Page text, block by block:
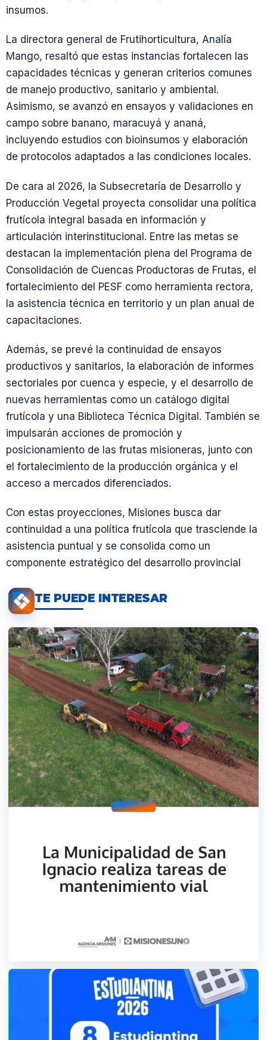
insumos.
La directora general de Frutihorticultura, Analía
Mango, resaltó que estas instancias fortalecen las
capacidades técnicas y generan criterios comunes
de manejo productivo, sanitario y ambiental.
Asimismo, se avanzó en ensayos y validaciones en
campo sobre banano, maracuyá y ananá,
incluyendo estudios con bioinsumos y elaboración
de protocolos adaptados a las condiciones locales.
De cara al 2026, la Subsecretaría de Desarrollo y
Producción Vegetal proyecta consolidar una política
frutícola integral basada en información y
articulación interinstitucional. Entre las metas se
destacan la implementación plena del Programa de
Consolidación de Cuencas Productoras de Frutas, el
fortalecimiento del PESF como herramienta rectora,
la asistencia técnica en territorio y un plan anual de
capacitaciones.
Además, se prevé la continuidad de ensayos
productivos y sanitarios, la elaboración de informes
sectoriales por cuenca y especie, y el desarrollo de
nuevas herramientas como un catálogo digital
frutícola y una Biblioteca Técnica Digital. También se
impulsarán acciones de promoción y
posicionamiento de las frutas misioneras, junto con
el fortalecimiento de la producción orgánica y el
acceso a mercados diferenciados.
Con estas proyecciones, Misiones busca dar
continuidad a una política frutícola que trasciende la
asistencia puntual y se consolida como un
componente estratégico del desarrollo provincial
TE PUEDE INTERESAR